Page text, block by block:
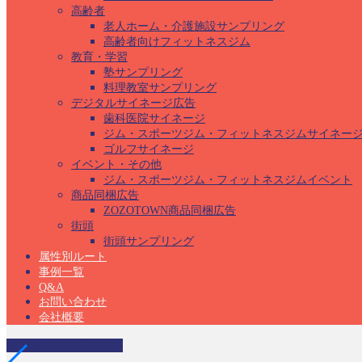
高齢者
老人ホーム・介護施設サンプリング
高齢者向けフィットネスジム
教育・学習
塾サンプリング
料理教室サンプリング
デジタルサイネージ広告
歯科医院サイネージ
ジム・スポーツジム・フィットネスジムサイネー
ゴルフサイネージ
イベント・その他
ジム・スポーツジム・フィットネスジムイベント
商品同梱広告
ZOZOTOWN商品同梱広告
街頭
街頭サンプリング
属性別ルート
事例一覧
Q&A
お問い合わせ
会社概要
保育園サンプリング